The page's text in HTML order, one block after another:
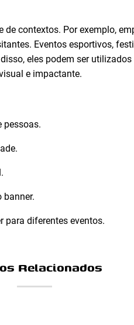
contextos. Por exemplo,
Eventos esportivos,
eles podem ser
e impactante.
pessoas.
banner.
para diferentes eventos.
Relacionados